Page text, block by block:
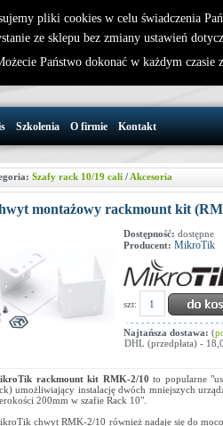
32 721 86 72
support@wirelesslan.com.pl
Szkolenia O firmie Kontakt
Szafy rack 10/19 cali / Akcesoria
montażowy rackmount kit
Dostępność: dostępne
Producent: MikroTik
szt:
Najtańsza dostawa: (
DHL (przedpłata) -
rackmount kit RMK-2/10to popularne
umożliwiający instalację dwóch mniejszych
200mm w szafie Rack 10".
chwyt RMK-2/10 również nadaje się do
pliki cookies w celu świadczenia
ze sklepu bez zmiany ustawień
Państwo dokonać w każdym czasie